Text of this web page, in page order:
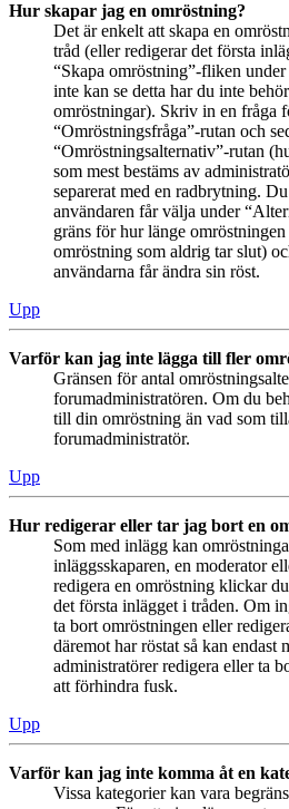
Hur skapar jag en omröstning?
Det är enkelt att skapa en
tråd (eller redigerar det första
“Skapa omröstning”-fliken
inte kan se detta har du inte
omröstningar). Skriv in en fråga
“Omröstningsfråga”-rutan och
“Omröstningsalternativ”-rutan
som mest bestäms av
separerat med en radbrytning.
användaren får välja under
gräns för hur länge
omröstning som aldrig tar slut)
användarna får ändra sin röst.
Upp
Varför kan jag inte lägga till fler
Gränsen för antal
forumadministratören. Om du
till din omröstning än vad som
forumadministratör.
Upp
Hur redigerar eller tar jag bort en
Som med inlägg kan
inläggsskaparen, en moderator
redigera en omröstning klickar
det första inlägget i tråden. Om
ta bort omröstningen eller
däremot har röstat så kan endast
administratörer redigera eller ta
att förhindra fusk.
Upp
Varför kan jag inte komma åt en
Vissa kategorier kan vara